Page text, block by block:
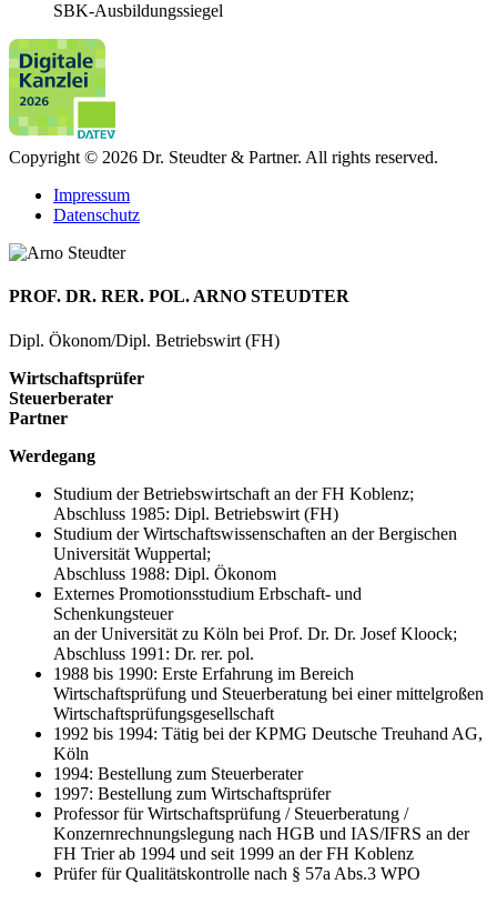
SBK-Ausbildungssiegel
Copyright © 2026 Dr. Steudter & Partner. All rights reserved.
Impressum
Datenschutz
PROF. DR. RER. POL. ARNO STEUDTER
Dipl. Ökonom/Dipl. Betriebswirt (FH)
Wirtschaftsprüfer
Steuerberater
Partner
Werdegang
Studium der Betriebswirtschaft an der FH Koblenz;
Abschluss 1985: Dipl. Betriebswirt (FH)
Studium der Wirtschaftswissenschaften an der Bergischen
Universität Wuppertal;
Abschluss 1988: Dipl. Ökonom
Externes Promotionsstudium Erbschaft- und
Schenkungsteuer
an der Universität zu Köln bei Prof. Dr. Dr. Josef Kloock;
Abschluss 1991: Dr. rer. pol.
1988 bis 1990: Erste Erfahrung im Bereich
Wirtschaftsprüfung und Steuerberatung bei einer mittelgroßen
Wirtschaftsprüfungsgesellschaft
1992 bis 1994: Tätig bei der KPMG Deutsche Treuhand AG,
Köln
1994: Bestellung zum Steuerberater
1997: Bestellung zum Wirtschaftsprüfer
Professor für Wirtschaftsprüfung / Steuerberatung /
Konzernrechnungslegung nach HGB und IAS/IFRS an der
FH Trier ab 1994 und seit 1999 an der FH Koblenz
Prüfer für Qualitätskontrolle nach § 57a Abs.3 WPO